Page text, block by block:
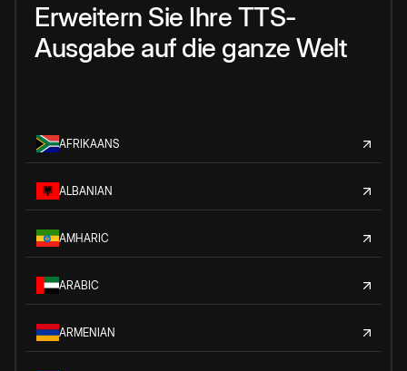
Erweitern Sie Ihre TTS-
Ausgabe auf die ganze Welt
AFRIKAANS
ALBANIAN
AMHARIC
ARABIC
ARMENIAN